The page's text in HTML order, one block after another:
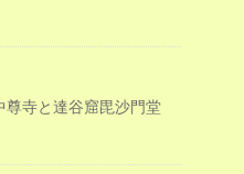
尊寺と達谷窟毘沙門堂